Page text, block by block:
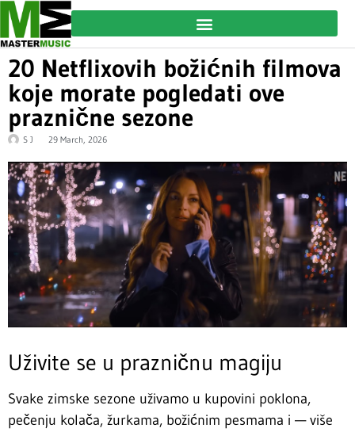
20 Netflixovih božićnih filmova
koje morate pogledati ove
praznične sezone
S J 29 March, 2026
Uživite se u prazničnu magiju
Svake zimske sezone uživamo u kupovini poklona,
pečenju kolača, žurkama, božićnim pesmama i — više